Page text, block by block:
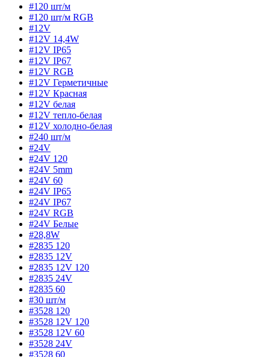
#120 шт/м
#120 шт/м RGB
#12V
#12V 14,4W
#12V IP65
#12V IP67
#12V RGB
#12V Герметичные
#12V Красная
#12V белая
#12V тепло-белая
#12V холодно-белая
#240 шт/м
#24V
#24V 120
#24V 5mm
#24V 60
#24V IP65
#24V IP67
#24V RGB
#24V Белые
#28,8W
#2835 120
#2835 12V
#2835 12V 120
#2835 24V
#2835 60
#30 шт/м
#3528 120
#3528 12V 120
#3528 12V 60
#3528 24V
#3528 60